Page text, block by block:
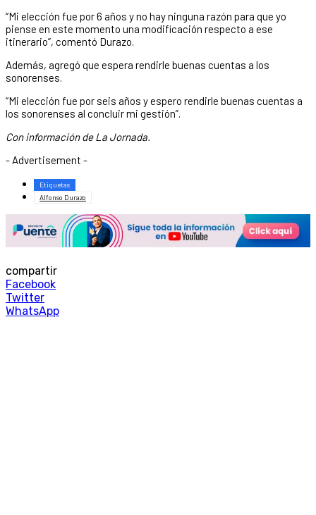
“Mi elección fue por 6 años y no hay ninguna razón para que yo
piense en este momento una modificación respecto a ese
itinerario”, comentó Durazo.
Además, agregó que espera rendirle buenas cuentas a los
sonorenses.
“Mi elección fue por seis años y espero rendirle buenas cuentas a
los sonorenses al concluir mi gestión”.
Con información de La Jornada.
- Advertisement -
Etiquetas
Alfonso Durazo
compartir
Facebook
Twitter
WhatsApp